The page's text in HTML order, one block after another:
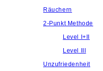
Räuchern
2-Punkt Methode
Level I+II
Level III
Unzufriedenheit